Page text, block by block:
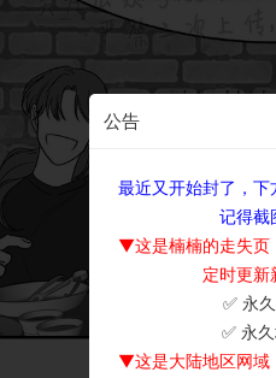
公告
最近又开始封了，
记得截
▼这是楠楠的走失页
定时更新
✅ 永
✅ 永
▼这是大陆地区网域